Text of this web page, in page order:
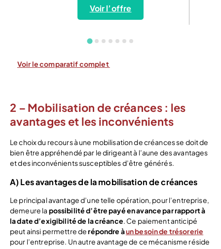
Voir l’offre
Voir le comparatif complet
2 – Mobilisation de créances : les
avantages et les inconvénients
Le choix du recours à une mobilisation de créances se doit de
bien être appréhendé par le dirigeant à l’aune des avantages
et des inconvénients susceptibles d’être générés.
A) Les avantages de la mobilisation de créances
Le principal avantage d’une telle opération, pour l’entreprise,
demeure la possibilité d’être payé en avance par rapport à
la date d’exigibilité de la créance. Ce paiement anticipé
peut ainsi permettre derépondre àun besoin de trésorerie
pour l’entreprise. Un autre avantage de ce mécanisme réside